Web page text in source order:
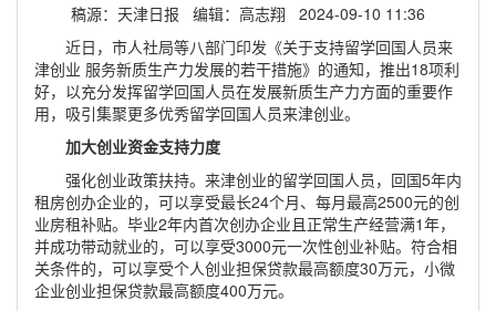
稿源：天津日报 编辑：高志翔 2024-09-10 11:36
近日，市人社局等八部门印发《关于支持留学回国人员来
津创业 服务新质生产力发展的若干措施》的通知，推出18项利
好，以充分发挥留学回国人员在发展新质生产力方面的重要作
用，吸引集聚更多优秀留学回国人员来津创业。
加大创业资金支持力度
强化创业政策扶持。来津创业的留学回国人员，回国5年内
租房创办企业的，可以享受最长24个月、每月最高2500元的创
业房租补贴。毕业2年内首次创办企业且正常生产经营满1年，
并成功带动就业的，可以享受3000元一次性创业补贴。符合相
关条件的，可以享受个人创业担保贷款最高额度30万元，小微
企业创业担保贷款最高额度400万元。